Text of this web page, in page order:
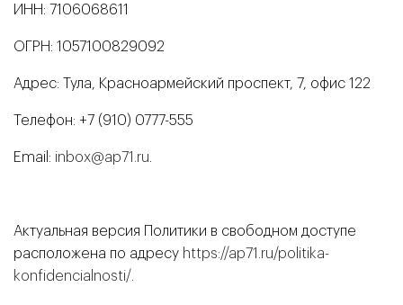
ИНН: 7106068611
ОГРН: 1057100829092
Адрес: Тула, Красноармейский проспект, 7, офис 122
Телефон: +7 (910) 0777-555
Email: inbox@ap71.ru.
Актуальная версия Политики в свободном доступе
расположена по адресу https://ap71.ru/politika-
konfidencialnosti/.